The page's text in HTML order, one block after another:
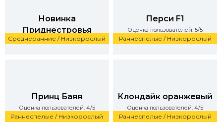
Среднеранние / Низкорослый
Новинка
Приднестровья
Оценка пользователей: 5/5 Раннеспелые / Низкорослый
Перси F1
Оценка пользователей: 5/5
Раннеспелые / Низкорослый
Принц Баяя
Оценка пользователей: 4/5
Раннеспелые / Низкорослый
Клондайк оранжевый
Оценка пользователей: 4/5